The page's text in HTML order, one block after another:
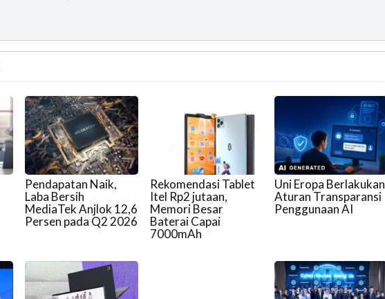
Pendapatan Naik,
Laba Bersih
MediaTek Anjlok 12,6
Persen pada Q2 2026
Rekomendasi Tablet
Itel Rp2 jutaan,
Memori Besar
Baterai Capai
7000mAh
Uni Eropa Berlakukan
Aturan Transparansi
Penggunaan AI